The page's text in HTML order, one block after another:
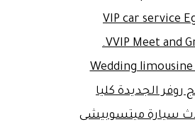
VIP car service
VVIP Meet and
Wedding
روفر الجديدة كليا
سيارة ميتسوبيشى